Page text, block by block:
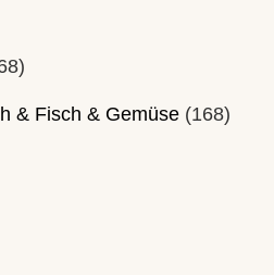
& Fisch & Gemüse (168)